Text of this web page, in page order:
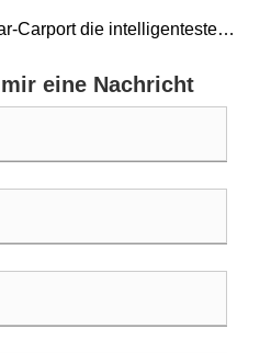
Carport die intelligenteste
eine Nachricht